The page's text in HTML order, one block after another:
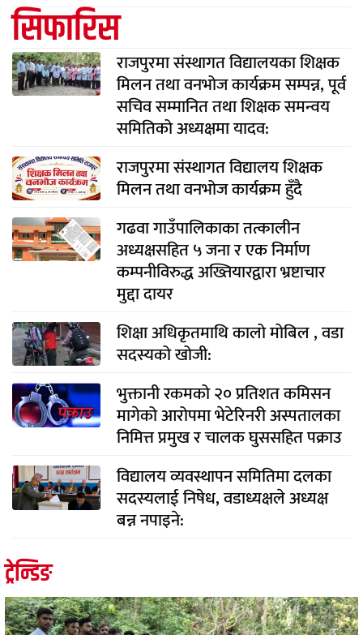
सिफारिस
राजपुरमा संस्थागत विद्यालयका शिक्षक
मिलन तथा वनभोज कार्यक्रम सम्पन्न, पूर्व
सचिव सम्मानित तथा शिक्षक समन्वय
समितिको अध्यक्षमा यादव:
राजपुरमा संस्थागत विद्यालय शिक्षक
मिलन तथा वनभोज कार्यक्रम हुँदै
गढवा गाउँपालिकाका तत्कालीन
अध्यक्षसहित ५ जना र एक निर्माण
कम्पनीविरुद्ध अख्तियारद्वारा भ्रष्टाचार
मुद्दा दायर
शिक्षा अधिकृतमाथि कालो मोबिल , वडा
सदस्यको खोजी:
भुक्तानी रकमको २० प्रतिशत कमिसन
मागेको आरोपमा भेटेरिनरी अस्पतालका
निमित्त प्रमुख र चालक घुससहित पक्राउ
विद्यालय व्यवस्थापन समितिमा दलका
सदस्यलाई निषेध, वडाध्यक्षले अध्यक्ष
बन्न नपाइने:
ट्रेन्डिङ